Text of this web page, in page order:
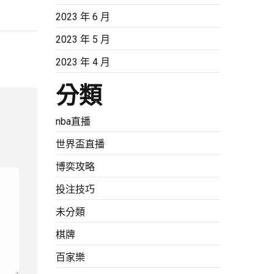
2023 年 6 月
2023 年 5 月
2023 年 4 月
分類
nba直播
世界盃直播
博奕攻略
投注技巧
未分類
棋牌
百家樂